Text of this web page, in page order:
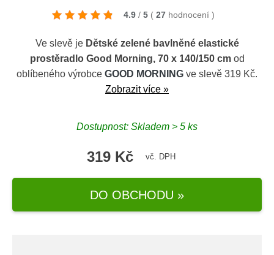
4.9 / 5 ( 27 hodnocení )
Ve slevě je Dětské zelené bavlněné elastické
prostěradlo Good Morning, 70 x 140/150 cmod
oblíbeného výrobce GOOD MORNING ve slevě 319 Kč.
Zobrazit více »
Dostupnost: Skladem > 5 ks
319 Kč vč. DPH
DO OBCHODU »